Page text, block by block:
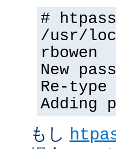
#
/usr/
rbowen
New
Re-type
Adding
もし